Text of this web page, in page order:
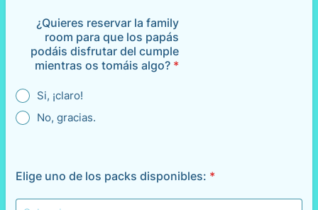
¿Quieres reservar la family
room para que los papás
podáis disfrutar del cumple
mientras os tomáis algo? *
Si, ¡claro!
No, gracias.
Elige uno de los packs disponibles: *